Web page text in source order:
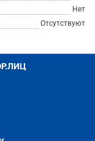
Нет
Отсутствуют